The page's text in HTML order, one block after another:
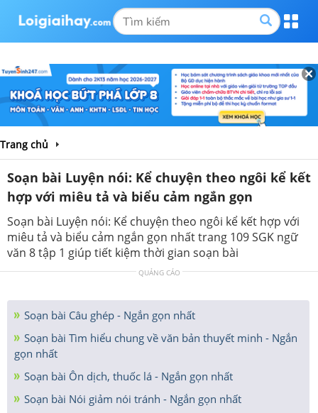
Trang chủ
Soạn bài Luyện nói: Kể chuyện theo ngôi kể kết
hợp với miêu tả và biểu cảm ngắn gọn
Soạn bài Luyện nói: Kể chuyện theo ngôi kể kết hợp với
miêu tả và biểu cảm ngắn gọn nhất trang 109 SGK ngữ
văn 8 tập 1 giúp tiết kiệm thời gian soạn bài
QUẢNG CÁO
Soạn bài Câu ghép - Ngắn gọn nhất
Soạn bài Tìm hiểu chung về văn bản thuyết minh - Ngắn
gọn nhất
Soạn bài Ôn dịch, thuốc lá - Ngắn gọn nhất
Soạn bài Nói giảm nói tránh - Ngắn gọn nhất